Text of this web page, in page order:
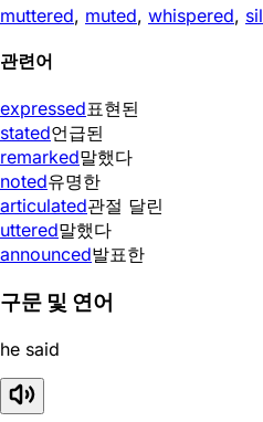
muttered, muted, whispered,
관련어
expressed표현된
stated언급된
remarked말했다
noted유명한
articulated관절 달린
uttered말했다
announced발표한
구문 및 연어
he said